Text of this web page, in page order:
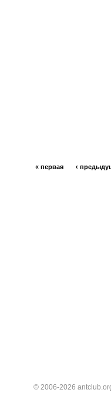
« первая ‹
© 2006-2026